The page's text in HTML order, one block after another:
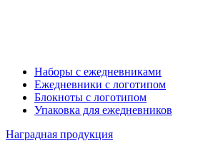
Наборы с ежедневниками
Ежедневники с логотипом
Блокноты с логотипом
Упаковка для ежедневников
Наградная продукция